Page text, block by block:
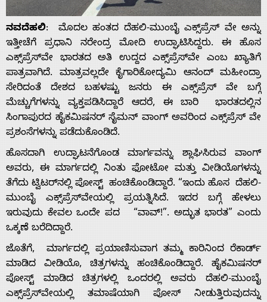
Home
About
ನವದೆಹಲಿ: ಮೊದಲ ಹಂತದ ದೆಹಲಿ-ಮುಂಬೈ ಎಕ್ಸ್‌ಪ್ರೆಸ್ ವೇ ಅನ್ನು
ಇತ್ತೀಚೆಗೆ ಪ್ರಧಾನಿ ನರೇಂದ್ರ ಮೋದಿ ಉದ್ಘಾಟಿಸಿದ್ದರು. ಈ ಹೊಸ
ಎಕ್ಸ್‌ಪ್ರೆಸ್‌ವೇ ಭಾರತದ ಅತಿ ಉದ್ದದ ಎಕ್ಸ್‌ಪ್ರೆಸ್‌ವೇ ಎಂಬ ಖ್ಯಾತಿಗೆ
ಪಾತ್ರವಾಗಿದೆ. ಮಾತ್ರವಲ್ಲದೇ ಕೈಗಾರಿಕೋದ್ಯಮಿ ಆನಂದ್ ಮಹೀಂದ್ರಾ
ಸೇರಿದಂತೆ ದೇಶದ ಬಹಳಷ್ಟು ಜನರು ಈ ಎಕ್ಸ್‌ಪ್ರೆಸ್‌ ವೇ ಬಗ್ಗೆ
ಮೆಚ್ಚುಗೆಗಳನ್ನು ವ್ಯಕ್ತಪಡಿಸಿದ್ದಾರೆ ಆದರೆ, ಈ ಬಾರಿ ಭಾರತದಲ್ಲಿನ
ಸಿಂಗಾಪುರದ ಹೈಕಮಿಷನರ್ ಸೈಮನ್ ವಾಂಗ್ ಅವರಿಂದ ಎಕ್ಸ್‌ಪ್ರೆಸ್‌ ವೇ
ಪ್ರಶಂಸೆಗಳನ್ನು ಪಡೆದುಕೊಂಡಿದೆ.
ಹೊಸದಾಗಿ ಉದ್ಘಾಟನೆಗೊಂಡ ಮಾರ್ಗವನ್ನು ಶ್ಲಾಘಿಸಿರುವ ವಾಂಗ್
ಅವರು, ಈ ಮಾರ್ಗದಲ್ಲಿ ನಿಂತು ಫೋಟೋ ಮತ್ತು ವೀಡಿಯೊಗಳನ್ನು
ತೆಗೆದು ಟ್ವಿಟರ್‌ನಲ್ಲಿ ಪೋಸ್ಟ್ ಹಂಚಿಕೊಂಡಿದ್ದಾರೆ. “ಇಂದು ಹೊಸ ದೆಹಲಿ-
ಮುಂಬೈ ಎಕ್ಸ್‌ಪ್ರೆಸ್‌ವೇಯಲ್ಲಿ ಪ್ರಯತ್ನಿಸಿದೆ. ಇದರ ಬಗ್ಗೆ ಹೇಳಲು
ಇರುವುದು ಕೇವಲ ಒಂದೇ ಪದ “ವಾವ್!”. ಅದ್ಭುತ ಭಾರತ” ಎಂದು
ಒಕ್ಕಣೆ ಬರೆದಿದ್ದಾರೆ.
ಜೊತೆಗೆ, ಮಾರ್ಗದಲ್ಲಿ ಪ್ರಯಾಣಿಸುವಾಗ ತಮ್ಮ ಕಾರಿನಿಂದ ರೆಕಾರ್ಡ್
ಮಾಡಿದ ವೀಡಿಯೊ, ಚಿತ್ರಗಳನ್ನು ಹಂಚಿಕೊಂಡಿದ್ದಾರೆ. ಹೈಕಮಿಷನರ್
ಪೋಸ್ಟ್ ಮಾಡಿದ ಚಿತ್ರಗಳಲ್ಲಿ ಒಂದರಲ್ಲಿ ಅವರು ದೆಹಲಿ-ಮುಂಬೈ
ಎಕ್ಸ್‌ಪ್ರೆಸ್‌ವೇಯಲ್ಲಿ ತಮಾಷೆಯಾಗಿ ಪೋಸ್ ನೀಡುತ್ತಿರುವುದನ್ನು